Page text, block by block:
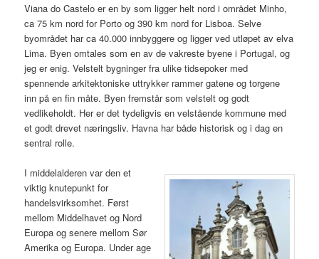
Viana do Castelo er en by som ligger helt nord i området Minho,
ca 75 km nord for Porto og 390 km nord for Lisboa. Selve
byområdet har ca 40.000 innbyggere og ligger ved utløpet av elva
Lima. Byen omtales som en av de vakreste byene i Portugal, og
jeg er enig. Velstelt bygninger fra ulike tidsepoker med
spennende arkitektoniske uttrykker rammer gatene og torgene
inn på en fin måte. Byen fremstår som velstelt og godt
vedlikeholdt. Her er det tydeligvis en velstående kommune med
et godt drevet næringsliv. Havna har både historisk og i dag en
sentral rolle.
I middelalderen var den et
viktig knutepunkt for
handelsvirksomhet. Først
mellom Middelhavet og Nord
Europa og senere mellom Sør
Amerika og Europa. Under age